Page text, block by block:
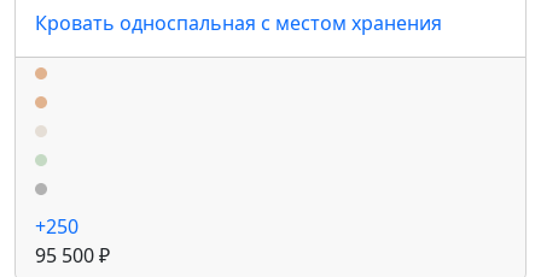
Кровать односпальная с местом хранения
+250
95 500 ₽